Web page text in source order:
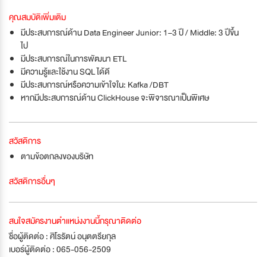
คุณสมบัติเพิ่มเติม
มีประสบการณ์ด้าน Data Engineer Junior: 1–3 ปี / Middle: 3 ปีขึ้น
ไป
มีประสบการณ์ในการพัฒนา ETL
มีความรู้และใช้งาน SQL ได้ดี
มีประสบการณ์หรือความเข้าใจใน: Kafka /DBT
หากมีประสบการณ์ด้าน ClickHouse จะพิจารณาเป็นพิเศษ
สวัสดิการ
ตามข้อตกลงของบริษัท
สวัสดิการอื่นๆ
สนใจสมัครงานตำแหน่งงานนี้กรุณาติดต่อ
ชื่อผู้ติดต่อ : ศิโรรัตน์ อนุตตรียกุล
เบอร์ผู้ติดต่อ : 065-056-2509